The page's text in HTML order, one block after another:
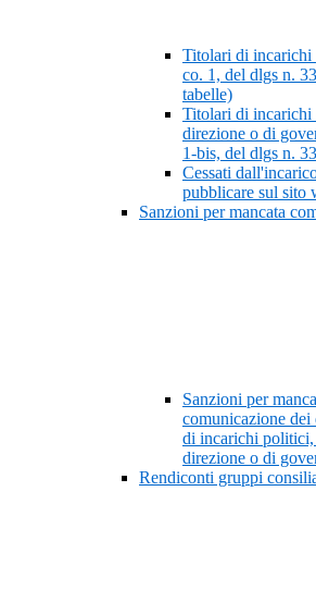
Titolari di
co. 1, del dlgs n.
tabelle)
Titolari di incarichi
direzione o di
1-bis, del dlgs n.
Cessati
pubblicare sul sito
Sanzioni per mancata
Sanzioni per
comunicazione dei
di incarichi
direzione o di
Rendiconti gruppi